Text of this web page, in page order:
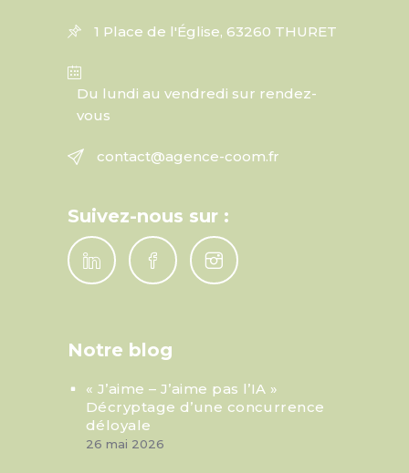
1 Place de l'Église, 63260 THURET
Du lundi au vendredi sur rendez-
vous
contact@agence-coom.fr
Suivez-nous sur :
Notre blog
« J’aime – J’aime pas l’IA »
Décryptage d’une concurrence
déloyale
26 mai 2026